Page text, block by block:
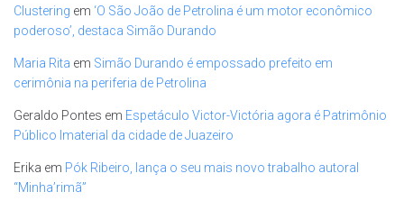
Clustering em ‘O São João de Petrolina é um motor econômico
poderoso’, destaca Simão Durando
Maria Rita em Simão Durando é empossado prefeito em
cerimônia na periferia de Petrolina
Geraldo Pontes em Espetáculo Victor-Victória agora é Patrimônio
Público Imaterial da cidade de Juazeiro
Erika em Pók Ribeiro, lança o seu mais novo trabalho autoral
“Minha’rimã”